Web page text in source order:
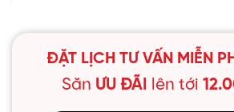
ĐẶT LỊCH TƯ VẤN MIỄN
Săn ƯU ĐÃI lên tới